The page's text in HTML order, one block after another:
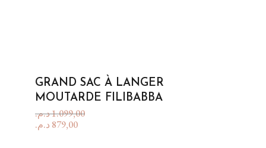
GRAND SAC À LANGER
MOUTARDE FILIBABBA
1.099,00د.م.
879,00 د.م.